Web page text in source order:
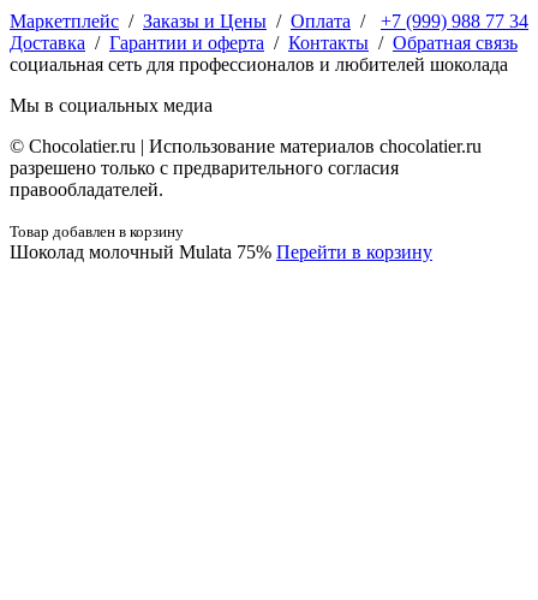
+7 (999) 988 77 34
Маркетплейс / Заказы и Цены / Оплата /
Доставка / Гарантии и оферта / Контакты / Обратная связь
социальная сеть для профессионалов и любителей шоколада
Мы в социальных медиа
© Сhocolatier.ru | Использование материалов chocolatier.ru
разрешено только с предварительного согласия
правообладателей.
Товар добавлен в корзину
Шоколад молочный Mulata 75% Перейти в корзину